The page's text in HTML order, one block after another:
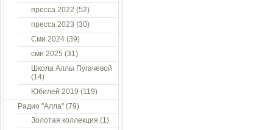
пресса 2022 (52)
пресса 2023 (30)
Сми 2024 (39)
сми 2025 (31)
Школа Аллы Пугачевой
(14)
Юбилей 2019 (119)
Радио "Алла" (79)
Золотая коллекция (1)